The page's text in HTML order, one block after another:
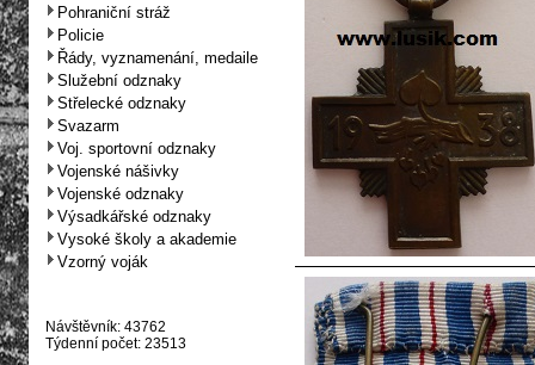
Pohraniční stráž
Policie
Řády, vyznamenání, medaile
Služební odznaky
Střelecké odznaky
Svazarm
Voj. sportovní odznaky
Vojenské nášivky
Vojenské odznaky
Výsadkářské odznaky
Vysoké školy a akademie
Vzorný voják
Návštěvník: 43762
Týdenní počet: 23513